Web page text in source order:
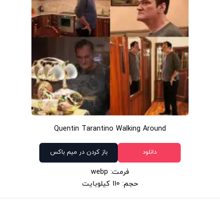
Quentin Tarantino Walking Around
دانلود باز کردن در میم باکس
فرمت: webp
حجم: 110 کیلوبایت